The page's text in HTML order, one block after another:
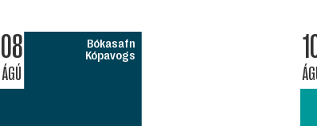
08
ÁGÚ
Bókasafn
Kópavogs
ÁGÚ